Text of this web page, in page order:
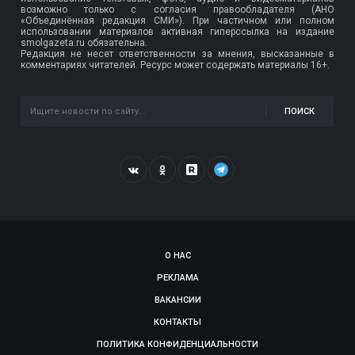
возможно только с согласия правообладателя (АНО
«Объединённая редакция СМИ»). При частичном или полном
использовании материалов активная гиперссылка на издание
smolgazeta.ru обязательна.
Редакция не несет ответственности за мнения, высказанные в
комментариях читателей. Ресурс может содержать материалы 16+.
ПОИСК
О НАС
РЕКЛАМА
ВАКАНСИИ
КОНТАКТЫ
ПОЛИТИКА КОНФИДЕНЦИАЛЬНОСТИ